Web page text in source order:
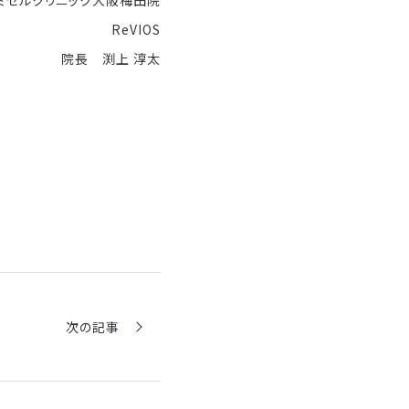
ReVIOS
院長 渕上 淳太
次の記事